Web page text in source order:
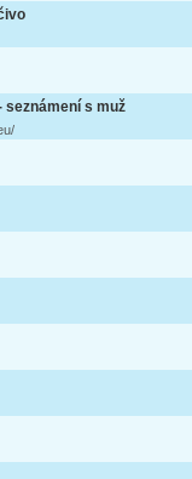
seznámení s muž